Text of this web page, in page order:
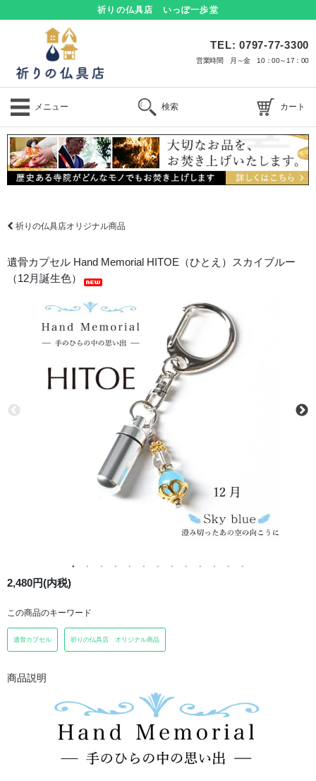
祈りの仏具店 いっぽ一歩堂
TEL: 0797-77-3300
営業時間 月～金 10：00～17：00
メニュー 検索 カート
祈りの仏具店オリジナル商品
遺骨カプセル Hand Memorial HITOE（ひとえ）スカイブルー
（12月誕生色）
2,480円(内税)
この商品のキーワード
遺骨カプセル 祈りの仏具店 オリジナル商品
商品説明